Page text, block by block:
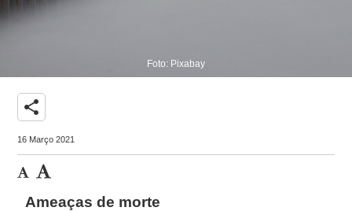
Foto: Pixabay
share
16 Março 2021
Ameaças de morte